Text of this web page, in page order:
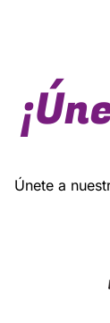
Únete a